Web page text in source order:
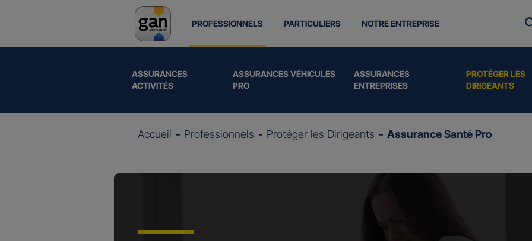
PROFESSIONNELS
ASSURANCES
ACTIVITÉS
ASSURANCES VÉHICULES
PRO
ASSURANCES
ENTREPRISES
PROTÉGER LES
DIRIGEANTS
PARTICULIERS NOTRE ENTREPRISE
Accueil Professionnels Protéger les Dirigeants Assurance Santé Pro